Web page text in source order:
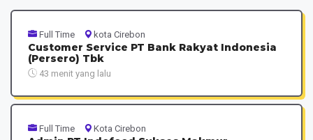
Full Time kota Cirebon
Customer Service PT Bank Rakyat Indonesia
(Persero) Tbk
43 menit yang lalu
Full Time Kota Cirebon